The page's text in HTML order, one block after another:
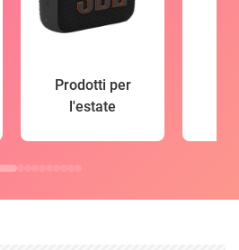
Prodotti per
l'estate